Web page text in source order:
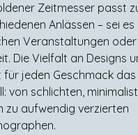
Zeitmesser passt
Anlässen – sei es
Veranstaltungen
Die Vielfalt an Designs
für jeden Geschmack
von schlichten,
zu aufwendig verzierten